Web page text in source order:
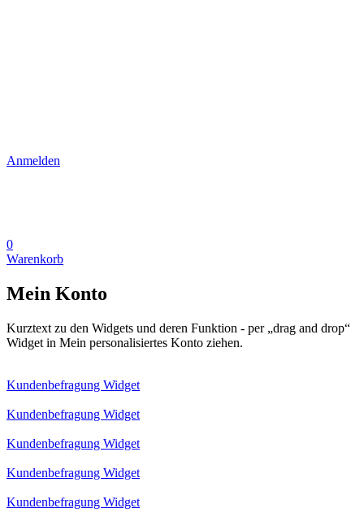
Anmelden
0
Warenkorb
Mein Konto
Kurztext zu den Widgets und deren Funktion - per „drag and drop“
Widget in Mein personalisiertes Konto ziehen.
Kundenbefragung Widget
Kundenbefragung Widget
Kundenbefragung Widget
Kundenbefragung Widget
Kundenbefragung Widget